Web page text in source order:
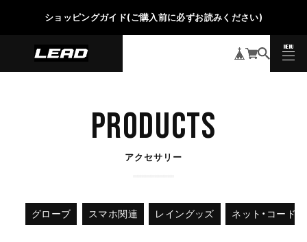
ショッピングガイド(ご購入前に必ずお読みください)
MENU
CLOSE
PRODUCTS
アクセサリー
グローブ スマホ関連 レイングッズ ネット・コード類